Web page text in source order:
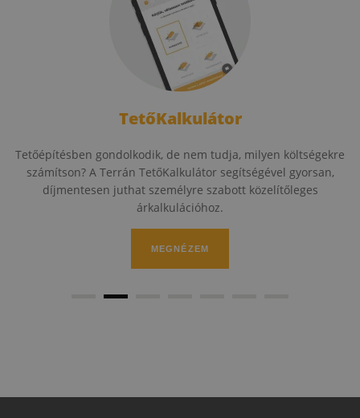
TetőKalkulátor
Tetőépítésben gondolkodik, de nem tudja, milyen költségekre
számítson? A Terrán TetőKalkulátor segítségével gyorsan,
díjmentesen juthat személyre szabott közelítőleges
árkalkulációhoz.
MEGNÉZEM